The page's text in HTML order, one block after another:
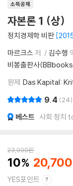
소득공제
자본론 1 (상)
정치경제학 비판
마르크스 저 김수행
비봉출판사
원제 Das Kapital:
9.4 24
베스트 사회 정치
23,000원
10 20,700
YES포인트